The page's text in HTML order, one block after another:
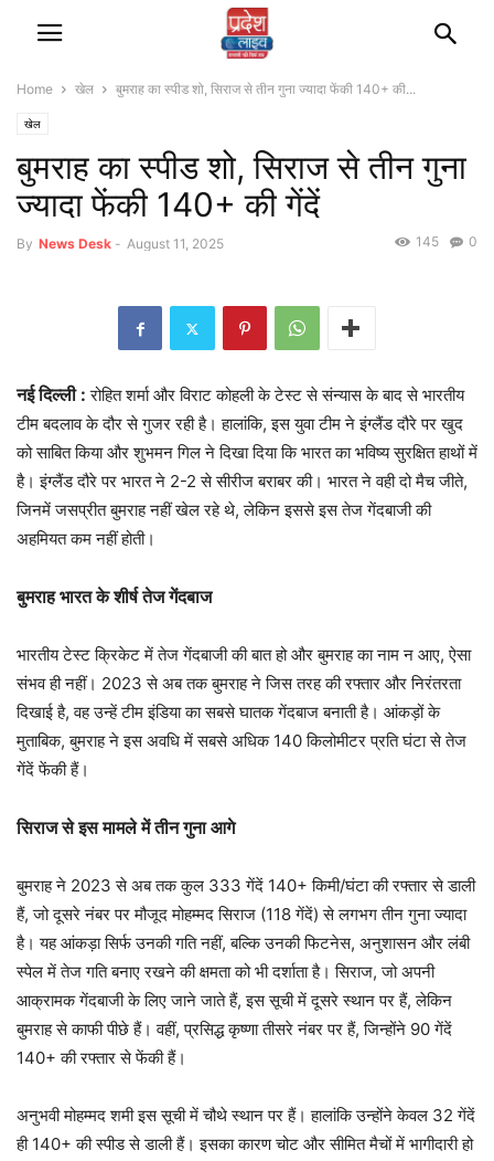
Home खेल बुमराह का स्पीड शो, सिराज से तीन गुना ज्यादा फेंकी 140+ की...
खेल
बुमराह का स्पीड शो, सिराज से तीन गुना
ज्यादा फेंकी 140+ की गेंदें
By News Desk - August 11, 2025 0
145
नई दिल्ली :रोहित शर्मा और विराट कोहली के टेस्ट से संन्यास के बाद से भारतीय
टीम बदलाव के दौर से गुजर रही है। हालांकि, इस युवा टीम ने इंग्लैंड दौरे पर खुद
को साबित किया और शुभमन गिल ने दिखा दिया कि भारत का भविष्य सुरक्षित हाथों में
है। इंग्लैंड दौरे पर भारत ने 2-2 से सीरीज बराबर की। भारत ने वही दो मैच जीते,
जिनमें जसप्रीत बुमराह नहीं खेल रहे थे, लेकिन इससे इस तेज गेंदबाजी की
अहमियत कम नहीं होती।
बुमराह भारत के शीर्ष तेज गेंदबाज
भारतीय टेस्ट क्रिकेट में तेज गेंदबाजी की बात हो और बुमराह का नाम न आए, ऐसा
संभव ही नहीं। 2023 से अब तक बुमराह ने जिस तरह की रफ्तार और निरंतरता
दिखाई है, वह उन्हें टीम इंडिया का सबसे घातक गेंदबाज बनाती है। आंकड़ों के
मुताबिक, बुमराह ने इस अवधि में सबसे अधिक 140 किलोमीटर प्रति घंटा से तेज
गेंदें फेंकी हैं।
सिराज से इस मामले में तीन गुना आगे
बुमराह ने 2023 से अब तक कुल 333 गेंदें 140+ किमी/घंटा की रफ्तार से डाली
हैं, जो दूसरे नंबर पर मौजूद मोहम्मद सिराज (118 गेंदें) से लगभग तीन गुना ज्यादा
है। यह आंकड़ा सिर्फ उनकी गति नहीं, बल्कि उनकी फिटनेस, अनुशासन और लंबी
स्पेल में तेज गति बनाए रखने की क्षमता को भी दर्शाता है। सिराज, जो अपनी
आक्रामक गेंदबाजी के लिए जाने जाते हैं, इस सूची में दूसरे स्थान पर हैं, लेकिन
बुमराह से काफी पीछे हैं। वहीं, प्रसिद्ध कृष्णा तीसरे नंबर पर हैं, जिन्होंने 90 गेंदें
140+ की रफ्तार से फेंकी हैं।
अनुभवी मोहम्मद शमी इस सूची में चौथे स्थान पर हैं। हालांकि उन्होंने केवल 32 गेंदें
ही 140+ की स्पीड से डाली हैं। इसका कारण चोट और सीमित मैचों में भागीदारी हो